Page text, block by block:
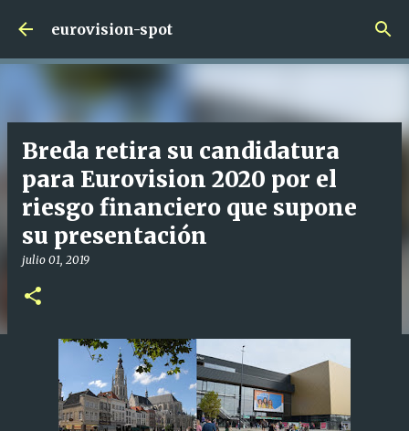
Ir al contenido principal
eurovision-spot
Breda retira su candidatura
para Eurovision 2020 por el
riesgo financiero que supone
su presentación
julio 01, 2019